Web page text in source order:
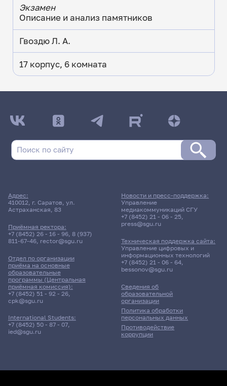
Экзамен
Описание и анализ памятников
Гвоздю Л. А.
17 корпус, 6 комната
ДАТА ПОСЛЕДНЕГО ОБНОВЛЕНИЯ:
16.04.2026
Заочная форма обучения | 121 группа
Расписание сессии еще не заполнено!
Адрес:
410012, г. Саратов, ул.
Астраханская, 83
Приёмная ректора:
+7 (8452) 26 - 16 - 96, 8 (937)
811-67-46, rector@sgu.ru
Отдел по организации
приёма на основные
образовательные
программы (Центральная
приёмная комиссия):
+7 (8452) 51 - 92 - 26,
cpk@sgu.ru
International Students:
+7 (8452) 50 - 87 - 07,
ied@sgu.ru
Сведения об
образовательной
организации
Политика обработки
персональных данных
Противодействие
коррупции
Новости и пресс-поддержка:
Управление
медиакоммуникаций СГУ
+7 (8452) 21 - 06 - 25,
press@sgu.ru
Техническая поддержка сайта:
Управление цифровых и
информационных технологий
+7 (8452) 21 - 06 - 64,
bessonov@sgu.ru